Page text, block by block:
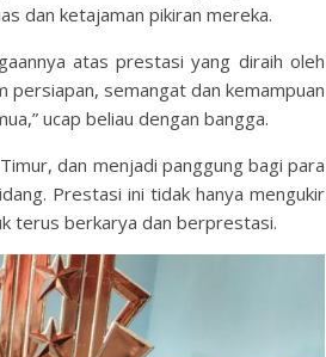
dan ketajaman pikiran mereka.
atas prestasi yang diraih oleh
persiapan, semangat dan kemampuan
ucap beliau dengan bangga.
dan menjadi panggung bagi para
Prestasi ini tidak hanya mengukir
terus berkarya dan berprestasi.